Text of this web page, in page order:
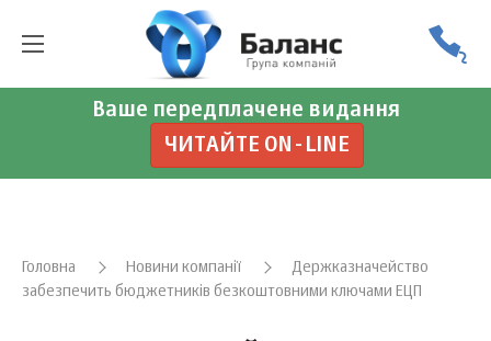
Ваше передплачене видання
ЧИТАЙТЕ ON-LINE
Головна Новини компанії
Держказначейство
забезпечить бюджетників безкоштовними ключами ЕЦП